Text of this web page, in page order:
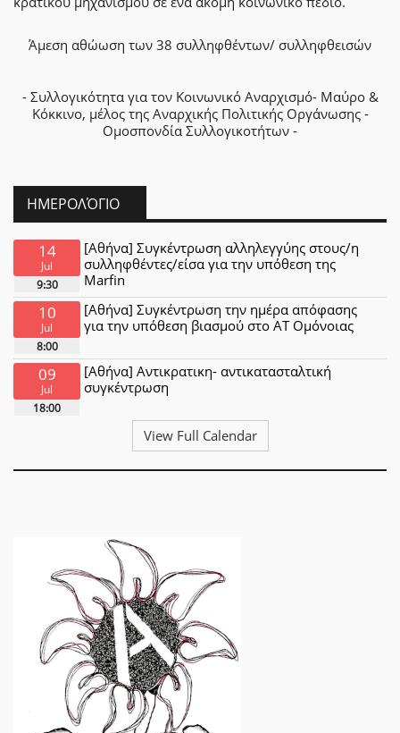
Άμεση αθώωση των 38 συλληφθέντων/ συλληφθεισών
- Συλλογικότητα για τον Κοινωνικό Αναρχισμό- Μαύρο &
Κόκκινο, μέλος της Αναρχικής Πολιτικής Οργάνωσης -
Ομοσπονδία Συλλογικοτήτων -
ΗΜΕΡΟΛΌΓΙΟ
14
Jul
9:30
[Αθήνα] Συγκέντρωση αλληλεγγύης στους/η
συλληφθέντες/είσα για την υπόθεση της
Marfin
10
Jul
8:00
[Αθήνα] Συγκέντρωση την ημέρα απόφασης
για την υπόθεση βιασμού στο ΑΤ Ομόνοιας
09
Jul
18:00
[Αθήνα] Αντικρατικη- αντικατασταλτική
συγκέντρωση
View Full Calendar